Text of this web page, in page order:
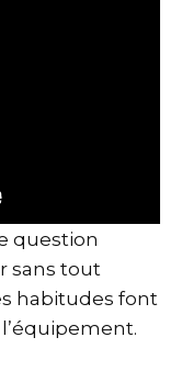
question
sans tout
habitudes font